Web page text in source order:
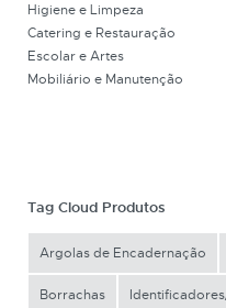
Higiene e Limpeza
Catering e Restauração
Escolar e Artes
Mobiliário e Manutenção
Tag Cloud Produtos
Argolas de Encadernação
Borrachas